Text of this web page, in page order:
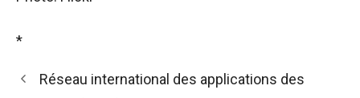
*
Réseau international des applications des